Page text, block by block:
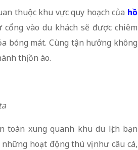
thuộc khu vực quy hoạch của hồ
vào du khách sẽ được chiêm
bóng mát. Cùng tận hưởng không
thị ồn ào.
xung quanh khu du lịch bạn
hoạt động thú vị như câu cá,